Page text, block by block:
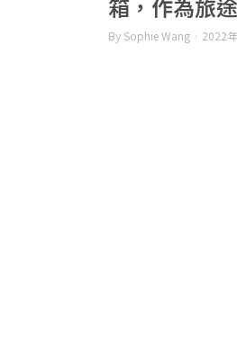
箱，作為旅
By Sophie Wang 2022